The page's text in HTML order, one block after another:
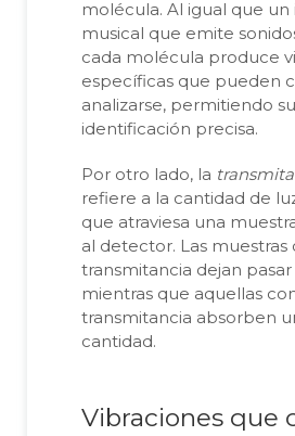
molécula. Al igual que
musical que emite
cada molécula produce
específicas que pueden
analizarse, permitiendo su
identificación precisa.
Por otro lado, la
refiere a la cantidad de
que atraviesa una
al detector. Las muestras
transmitancia dejan pasar
mientras que aquellas
transmitancia absorben
cantidad.
Vibraciones que